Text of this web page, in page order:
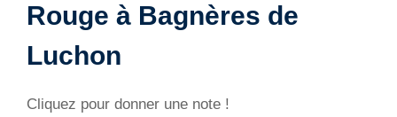
Rouge à Bagnères de
Luchon
Cliquez pour donner une note !